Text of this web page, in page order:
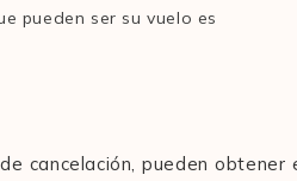
pueden ser su vuelo es
cancelación, pueden obtener